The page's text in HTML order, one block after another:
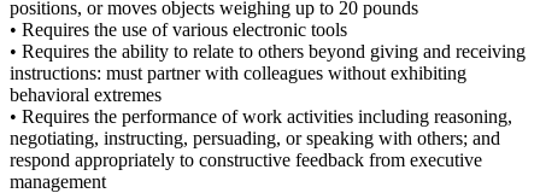
positions, or moves objects weighing up to 20 pounds
• Requires the use of various electronic tools
• Requires the ability to relate to others beyond giving and receiving
instructions: must partner with colleagues without exhibiting
behavioral extremes
• Requires the performance of work activities including reasoning,
negotiating, instructing, persuading, or speaking with others; and
respond appropriately to constructive feedback from executive
management